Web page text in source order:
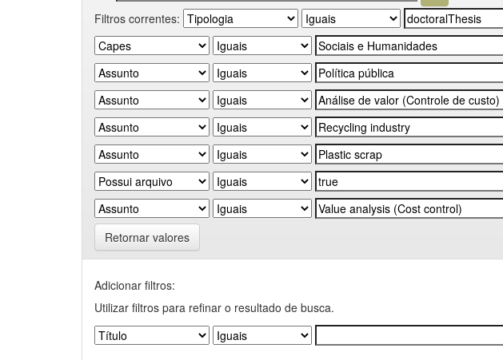
Filtros correntes:
Retornar valores
Adicionar filtros:
Utilizar filtros para refinar o resultado de busca.